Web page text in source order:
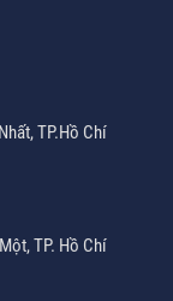
TP.Hồ Chí
TP. Hồ Chí